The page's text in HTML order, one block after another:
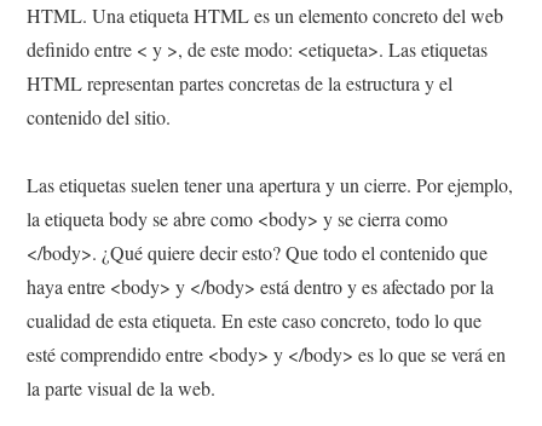
HTML. Una etiqueta HTML es un elemento concreto del web
definido entre < y >, de este modo: <etiqueta>. Las etiquetas
HTML representan partes concretas de la estructura y el
contenido del sitio.
Las etiquetas suelen tener una apertura y un cierre. Por ejemplo,
la etiqueta body se abre como <body> y se cierra como
</body>. ¿Qué quiere decir esto? Que todo el contenido que
haya entre <body> y </body> está dentro y es afectado por la
cualidad de esta etiqueta. En este caso concreto, todo lo que
esté comprendido entre <body> y </body> es lo que se verá en
la parte visual de la web.